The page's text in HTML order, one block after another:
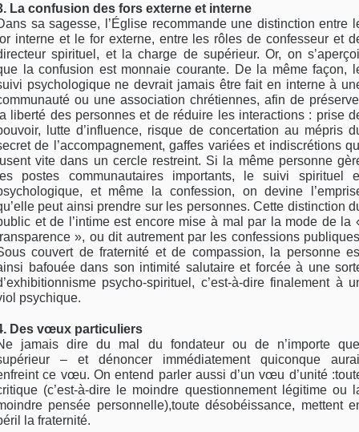
La confusion des fors externe et interne
sa sagesse, l’Église recommande une distinction entre
interne et le for externe, entre les rôles de confesseur et
spirituel, et la charge de supérieur. Or, on
la confusion est monnaie courante. De la même façon,
psychologique ne devrait jamais être fait en interne à
ou une association chrétiennes, afin de
liberté des personnes et de réduire les interactions : prise
lutte d’influence, risque de concertation au mépris
de l’accompagnement, gaffes variées et indiscrétions
vite dans un cercle restreint. Si la même personne
postes communautaires importants, le suivi spirituel
et même la confession, on devine
peut ainsi prendre sur les personnes. Cette distinction
et de l’intime est encore mise à mal par la mode de la
», ou dit autrement par les confessions
couvert de fraternité et de compassion, la personne
bafouée dans son intimité salutaire et forcée à une
psycho-spirituel, c’est-à-dire finalement à
psychique.
Des vœux particuliers
jamais dire du mal du fondateur ou de n’importe
– et dénoncer immédiatement quiconque
ce vœu. On entend parler aussi d’un vœu d’unité
(c’est-à-dire le moindre questionnement légitime ou
pensée personnelle),toute désobéissance, mettent
la fraternité.